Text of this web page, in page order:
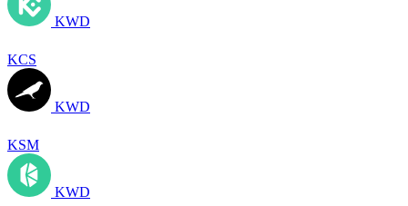
KWD
KCS
KWD
KSM
KWD